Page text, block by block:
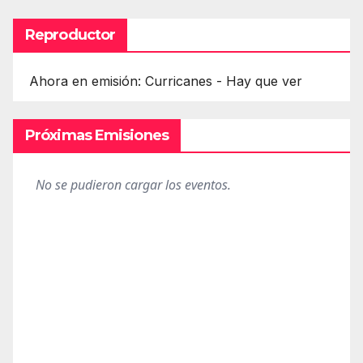
entradas
Reproductor
Ahora en emisión: Curricanes - Hay que ver
Próximas Emisiones